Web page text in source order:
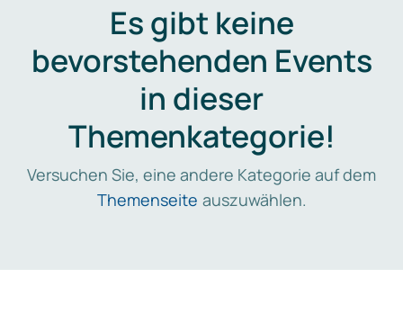
Es gibt keine
bevorstehenden Events
in dieser
Themenkategorie!
Versuchen Sie, eine andere Kategorie auf dem
Themenseite auszuwählen.